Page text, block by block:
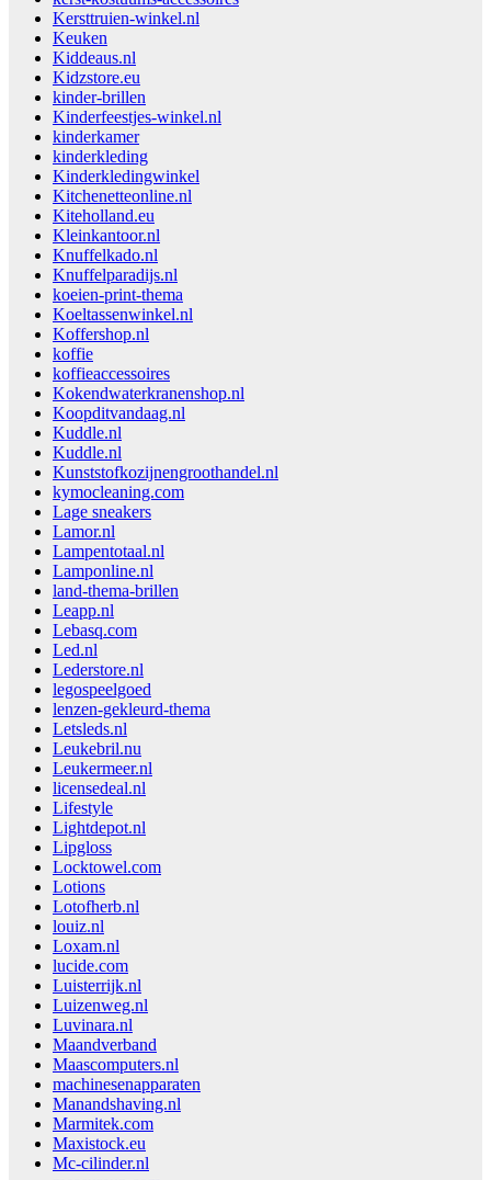
Kersttruien-winkel.nl
Keuken
Kiddeaus.nl
Kidzstore.eu
kinder-brillen
Kinderfeestjes-winkel.nl
kinderkamer
kinderkleding
Kinderkledingwinkel
Kitchenetteonline.nl
Kiteholland.eu
Kleinkantoor.nl
Knuffelkado.nl
Knuffelparadijs.nl
koeien-print-thema
Koeltassenwinkel.nl
Koffershop.nl
koffie
koffieaccessoires
Kokendwaterkranenshop.nl
Koopditvandaag.nl
Kuddle.nl
Kuddle.nl
Kunststofkozijnengroothandel.nl
kymocleaning.com
Lage sneakers
Lamor.nl
Lampentotaal.nl
Lamponline.nl
land-thema-brillen
Leapp.nl
Lebasq.com
Led.nl
Lederstore.nl
legospeelgoed
lenzen-gekleurd-thema
Letsleds.nl
Leukebril.nu
Leukermeer.nl
licensedeal.nl
Lifestyle
Lightdepot.nl
Lipgloss
Locktowel.com
Lotions
Lotofherb.nl
louiz.nl
Loxam.nl
lucide.com
Luisterrijk.nl
Luizenweg.nl
Luvinara.nl
Maandverband
Maascomputers.nl
machinesenapparaten
Manandshaving.nl
Marmitek.com
Maxistock.eu
Mc-cilinder.nl